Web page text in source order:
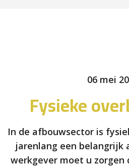
06 mei
Fysieke
In de afbouwsector is
jarenlang een belangrijk
werkgever moet u zorgen